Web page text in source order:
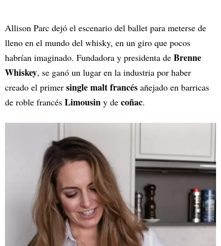
Allison Parc dejó el escenario del ballet para meterse de
lleno en el mundo del whisky, en un giro que pocos
habrían imaginado. Fundadora y presidenta de Brenne
Whiskey, se ganó un lugar en la industria por haber
creado el primer single malt francés añejado en barricas
de roble francés Limousin y de coñac.